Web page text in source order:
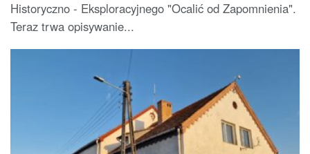
Historyczno - Eksploracyjnego "Ocalić od Zapomnienia".
Teraz trwa opisywanie...